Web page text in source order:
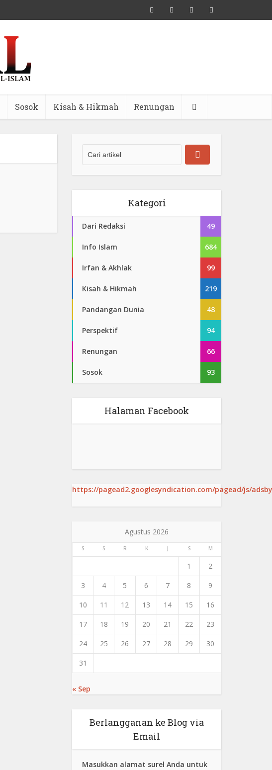
Sosok Kisah & Hikmah Renungan
Kategori
Dari Redaksi 49
Info Islam 684
Irfan & Akhlak 99
Kisah & Hikmah 219
Pandangan Dunia 48
Perspektif 94
Renungan 66
Sosok 93
Halaman Facebook
https://pagead2.googlesyndication.com/pagead/js/
Agustus 2026
S S R K J S M
1 2
3 4 5 6 7 8 9
10 11 12 13 14 15 16
17 18 19 20 21 22 23
24 25 26 27 28 29 30
31
« Sep
Berlangganan ke Blog via
Email
Masukkan alamat surel Anda untuk